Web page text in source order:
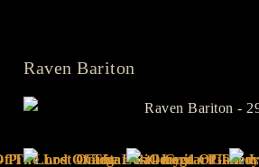
Raven Bariton